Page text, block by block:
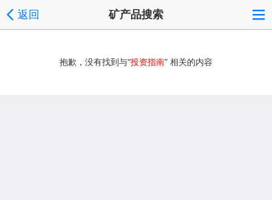
返回 矿产品搜索
抱歉，没有找到与“投资指南” 相关的内容